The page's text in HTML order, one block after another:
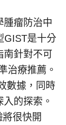
腫瘤防治中
GIST是十分
南針對不可
治療推薦。
數據，同時
的探索。
很快開